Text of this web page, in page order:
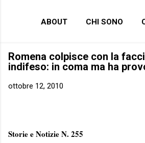
ABOUT CHI SONO
Romena colpisce con la
indifeso: in coma ma ha
ottobre 12, 2010
Storie e Notizie N. 255